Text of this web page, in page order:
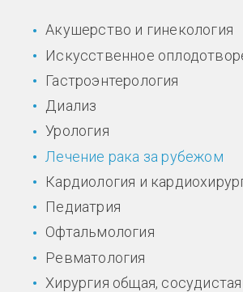
Акушерство и гинекология
Искусственное
Гастроэнтерология
Диализ
Урология
Лечение рака за рубежом
Кардиология и
Педиатрия
Офтальмология
Ревматология
Хирургия общая,